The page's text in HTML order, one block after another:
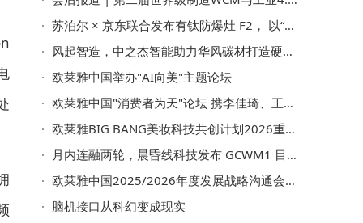
苏泊尔 × 京东联合发布有钛防爆灶 F2， 以“安全 2.0”终结灶具自爆痛点
风起智造，中之杰智能助力华风碳材打造硬核智能工厂
欧莱雅中国举办"AI向美"主题论坛
欧莱雅中国"消费者为天"论坛 携李佳琦、王微、马岚等跨界嘉宾共话AI时代消费新机遇
欧莱雅BIG BANG美妆科技共创计划2026重磅升级："人工智能+"驱动，共塑有影响力的美妆未来
月内连融两轮，晨昏线科技发布 GCWM1 目标因果世界模型：以"因果思考"重构具身智能
欧莱雅中国2025/2026年度发展战略沟通会召开
脑机接口从科幻变成现实